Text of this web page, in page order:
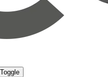
Toggle